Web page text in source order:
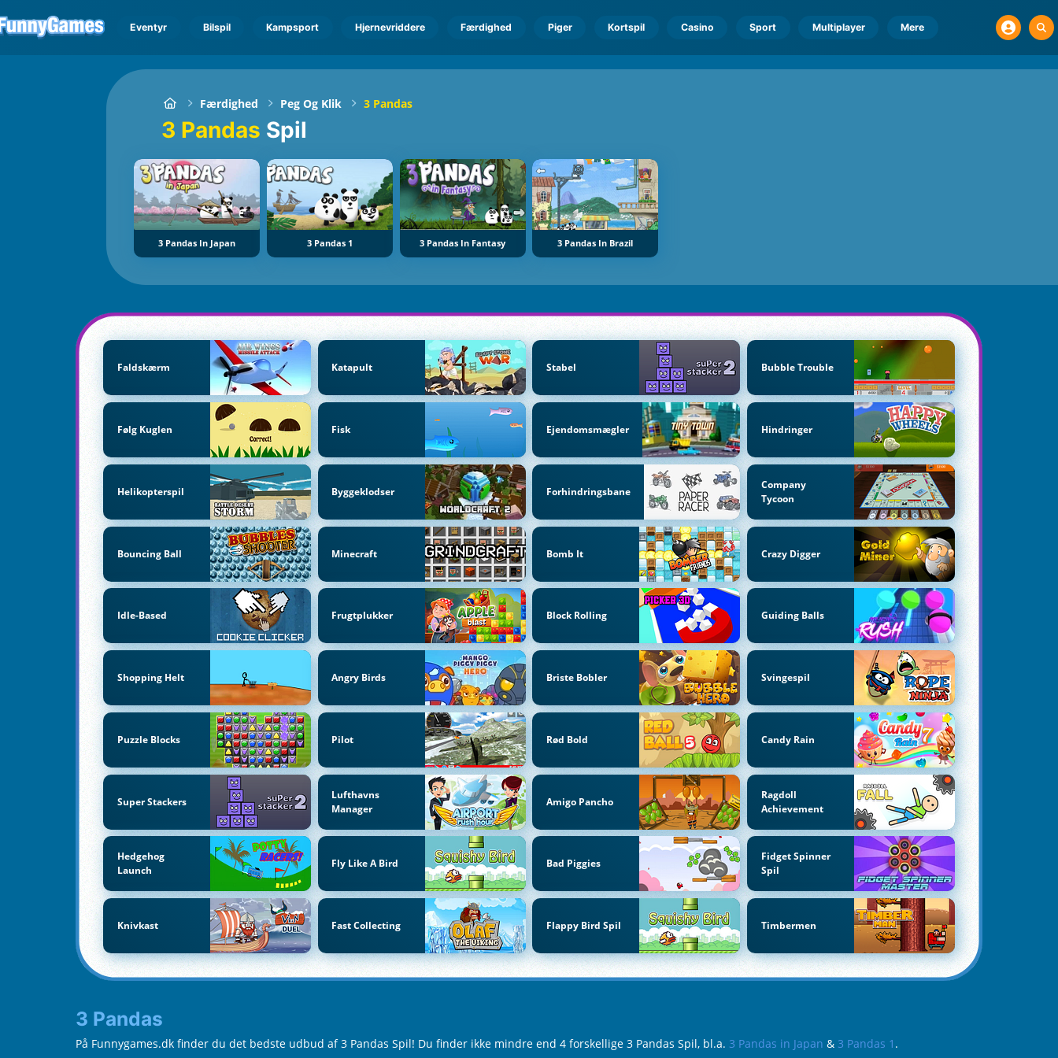
Eventyr Bilspil Kampsport Hjernevriddere Færdighed Piger Kortspil Casino Sport Multiplayer Mere
Færdighed Peg Og Klik 3 Pandas
3 Pandas Spil
3 Pandas In Japan 3 Pandas 1 3 Pandas In Fantasy 3 Pandas In Brazil
Faldskærm Katapult Stabel Bubble Trouble
Følg Kuglen Fisk Ejendomsmægler Hindringer
Helikopterspil Byggeklodser Forhindringsbane
Company
Tycoon
Bouncing Ball Minecraft Bomb It Crazy Digger
Idle-Based Frugtplukker Block Rolling Guiding Balls
Shopping Helt Angry Birds Briste Bobler Svingespil
Puzzle Blocks Pilot Rød Bold Candy Rain
Super Stackers
Lufthavns
Manager
Amigo Pancho
Ragdoll
Achievement
Hedgehog
Launch
Fly Like A Bird Bad Piggies
Fidget Spinner
Spil
Knivkast Fast Collecting Flappy Bird Spil Timbermen
3 Pandas
På Funnygames.dk finder du det bedste udbud af 3 Pandas Spil! Du finder ikke mindre end 4 forskellige 3 Pandas Spil, bl.a. 3 Pandas in Japan & 3 Pandas 1 .